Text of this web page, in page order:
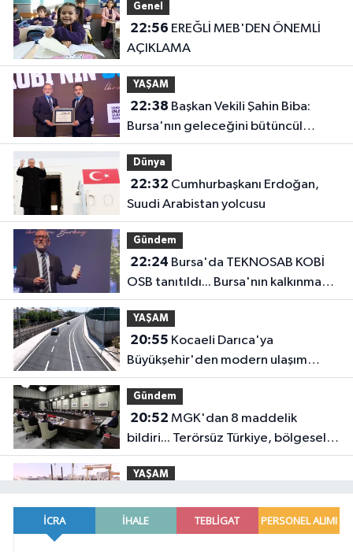
Genel
22:56
AÇIKLAMA
YAŞAM
22:38
Bursa'nın geleceğini bütüncül
anlayışla planlıyoruz
Dünya
22:32
Suudi Arabistan yolcusu
Gündem
22:24
OSB tanıtıldı... Bursa'nın kalkınma
yolculuğunda yeni dönem
YAŞAM
20:55
Büyükşehir'den modern ulaşım
yatırımı
Gündem
20:52
bildiri... Terörsüz Türkiye, bölgesel
güvenlik ve Gazze mesajı
YAŞAM
gemi